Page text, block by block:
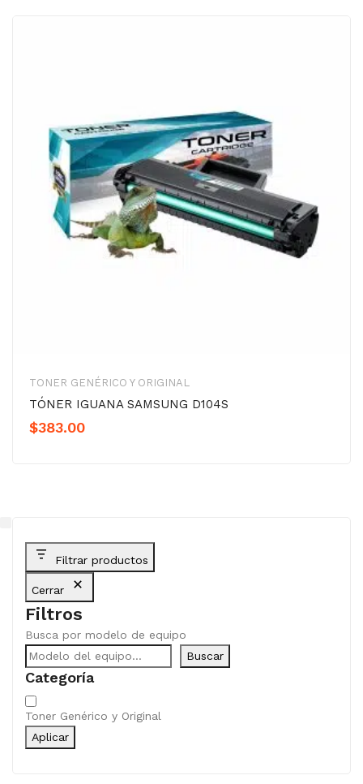
TONER GENÉRICO Y ORIGINAL
TÓNER IGUANA SAMSUNG D104S
$383.00
Filtrar productos
Cerrar
Filtros
Busca por modelo de equipo
Buscar
Categoría
Categoría
Toner Genérico y Original
Aplicar